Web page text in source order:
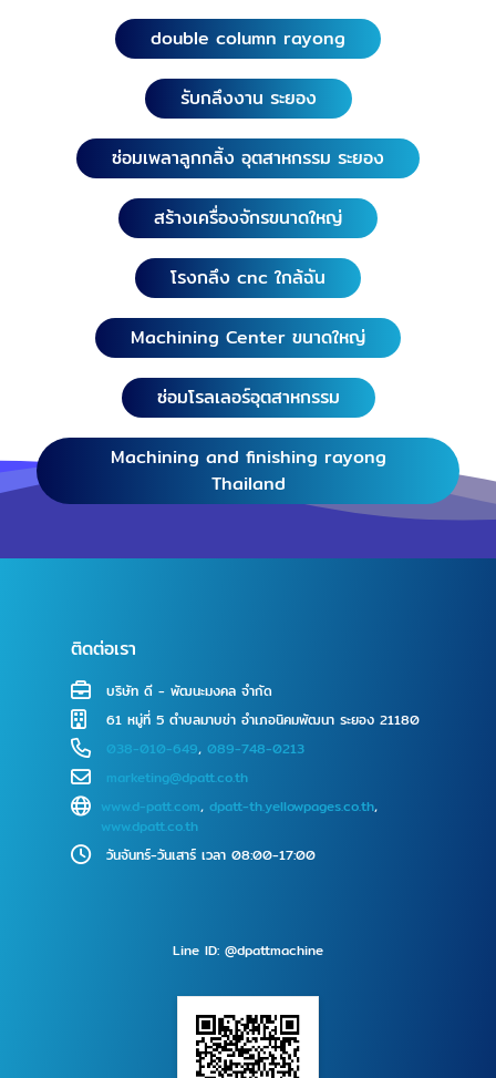
double column rayong
รับกลึงงาน ระยอง
ซ่อมเพลาลูกกลิ้ง อุตสาหกรรม ระยอง
สร้างเครื่องจักรขนาดใหญ่
โรงกลึง cnc ใกล้ฉัน
Machining Center ขนาดใหญ่
ซ่อมโรลเลอร์อุตสาหกรรม
Machining and finishing rayong
Thailand
ติดต่อเรา
บริษัท ดี - พัฒนะมงคล จำกัด
61 หมู่ที่ 5 ตำบลมาบข่า อำเภอนิคมพัฒนา ระยอง 21180
038-010-649, 089-748-0213
marketing@dpatt.co.th
www.d-patt.com,dpatt-th.yellowpages.co.th,
www.dpatt.co.th
วันจันทร์-วันเสาร์ เวลา 08:00-17:00
Line ID: @dpattmachine